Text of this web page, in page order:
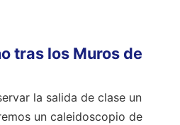
tras los Muros de
la salida de clase un
un caleidoscopio de